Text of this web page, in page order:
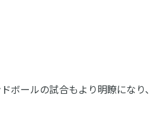
ボールの試合もより明瞭になり、